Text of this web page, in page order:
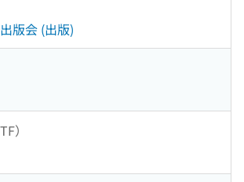
版会 (出版)
）